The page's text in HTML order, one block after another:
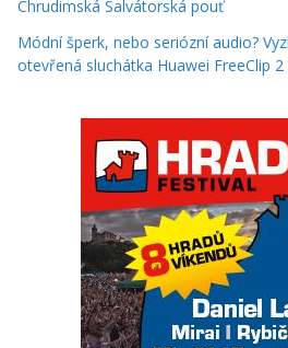
Chrudimská Salvátorská pouť
Módní šperk, nebo seriózní audio?
otevřená sluchátka Huawei FreeClip 2